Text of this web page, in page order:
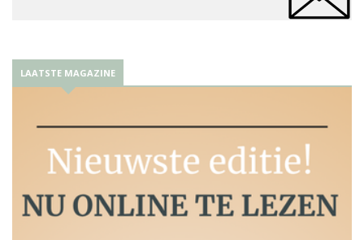
LAATSTE MAGAZINE